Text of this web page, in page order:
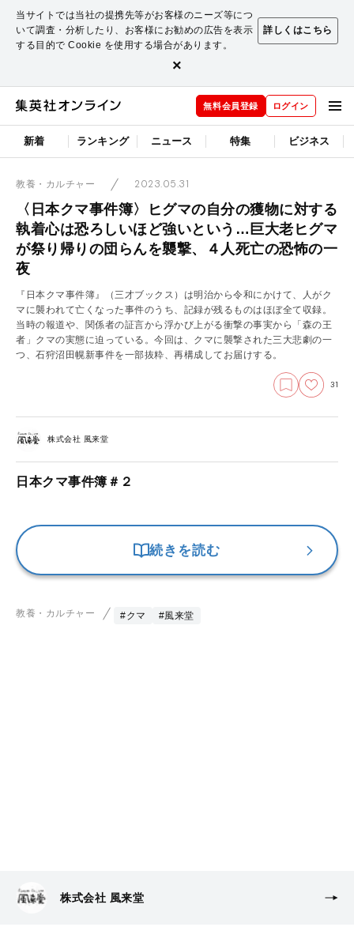
当サイトでは当社の提携先等がお客様のニーズ等につ
いて調査・分析したり、お客様にお勧めの広告を表示
する目的で Cookie を使用する場合があります。
詳しくはこちら
×
無料会員登録 ログイン
新着 ランキング ニュース 特集 ビジネス
教養・カルチャー 2023.05.31
〈日本クマ事件簿〉ヒグマの自分の獲物に対する
執着心は恐ろしいほど強いという…巨大老ヒグマ
が祭り帰りの団らんを襲撃、４人死亡の恐怖の一
夜
『日本クマ事件簿』（三才ブックス）は明治から令和にかけて、人がク
マに襲われて亡くなった事件のうち、記録が残るものはほぼ全て収録。
当時の報道や、関係者の証言から浮かび上がる衝撃の事実から「森の王
者」クマの実態に迫っている。今回は、クマに襲撃された三大悲劇の一
つ、石狩沼田幌新事件を一部抜粋、再構成してお届けする。
31
株式会社 風来堂
日本クマ事件簿＃２
続きを読む
教養・カルチャー #クマ #風来堂
株式会社 風来堂